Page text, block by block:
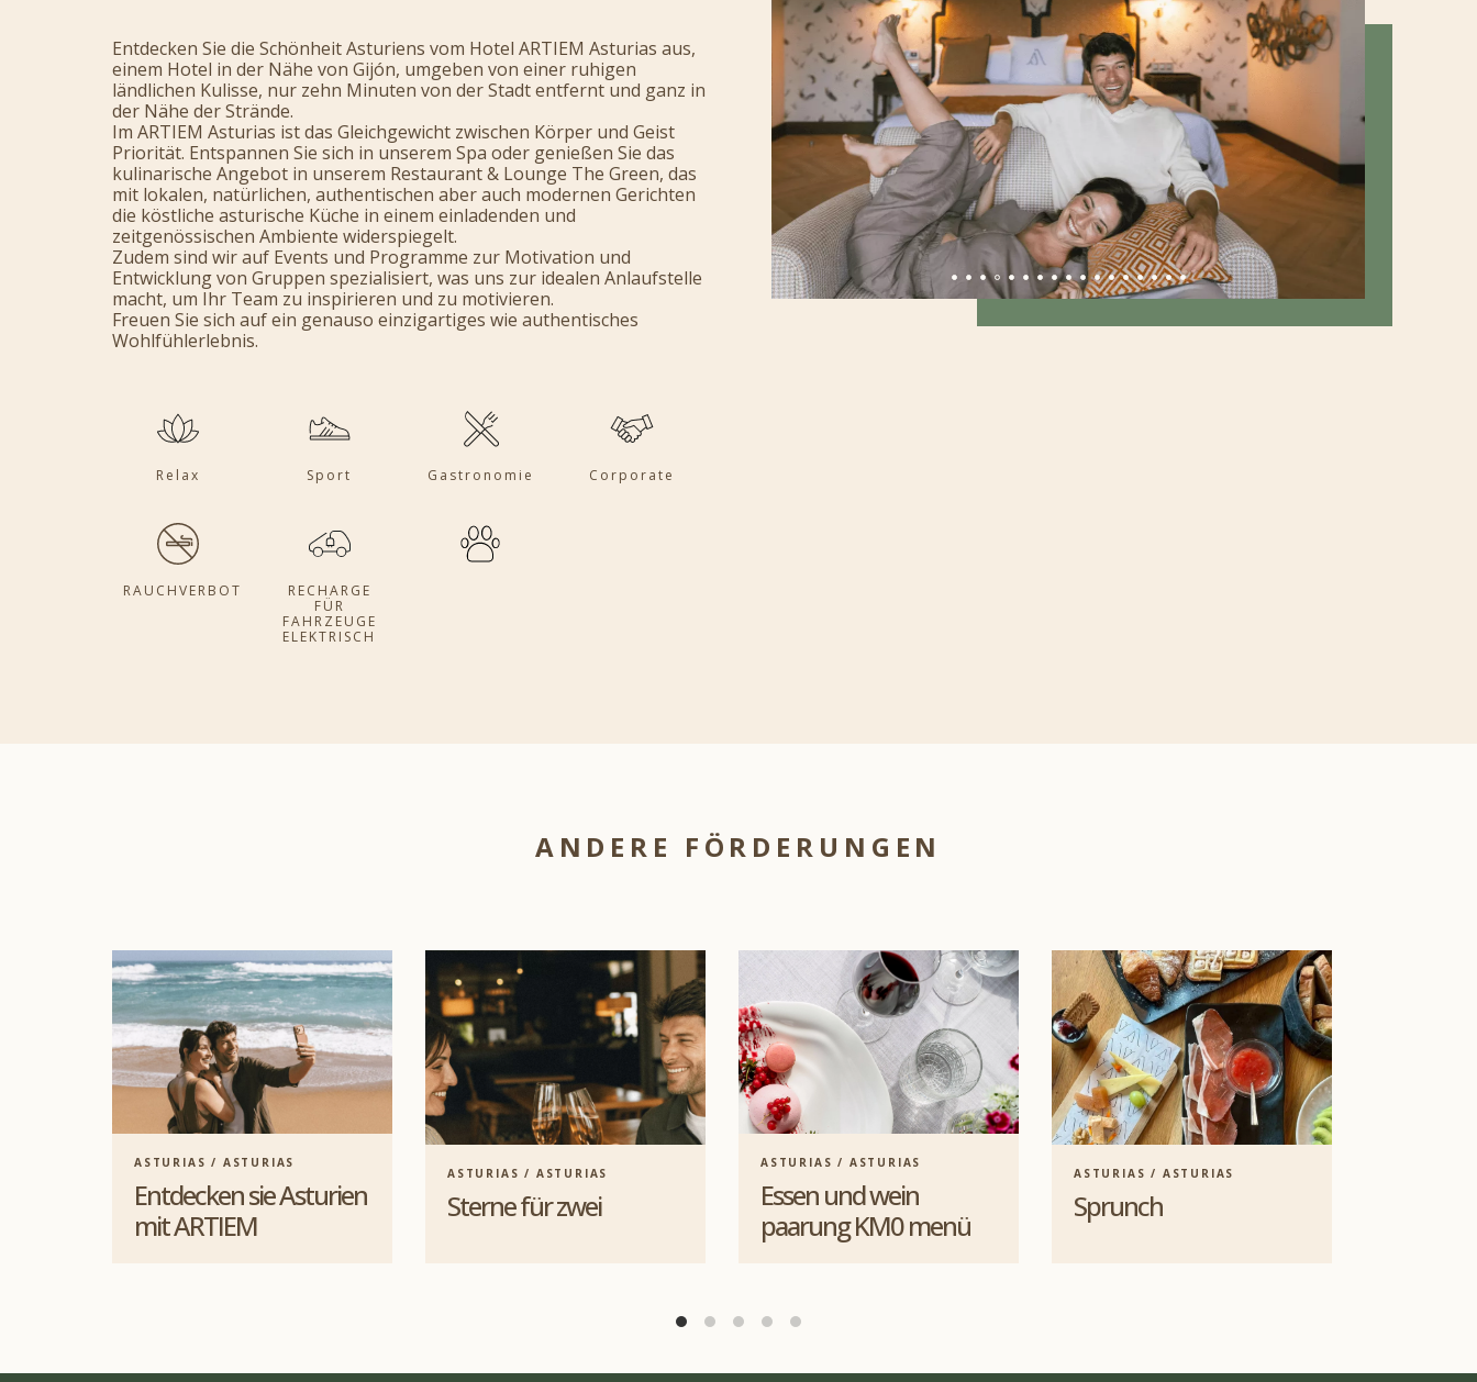
Entdecken Sie die Schönheit Asturiens vom Hotel ARTIEM Asturias aus,
einem Hotel in der Nähe von Gijón, umgeben von einer ruhigen
ländlichen Kulisse, nur zehn Minuten von der Stadt entfernt und ganz in
der Nähe der Strände.
Im ARTIEM Asturias ist das Gleichgewicht zwischen Körper und Geist
Priorität. Entspannen Sie sich in unserem Spa oder genießen Sie das
kulinarische Angebot in unserem Restaurant & Lounge The Green, das
mit lokalen, natürlichen, authentischen aber auch modernen Gerichten
die köstliche asturische Küche in einem einladenden und
zeitgenössischen Ambiente widerspiegelt.
Zudem sind wir auf Events und Programme zur Motivation und
Entwicklung von Gruppen spezialisiert, was uns zur idealen Anlaufstelle
macht, um Ihr Team zu inspirieren und zu motivieren.
Freuen Sie sich auf ein genauso einzigartiges wie authentisches
Wohlfühlerlebnis.
Relax Sport Gastronomie Corporate
RAUCHVERBOT
RECHARGE
FÜR
FAHRZEUGE
ELEKTRISCH
ANDERE FÖRDERUNGEN
ASTURIAS / ASTURIAS
Entdecken sie Asturien
mit ARTIEM
ASTURIAS / ASTURIAS
Sterne für zwei
ASTURIAS / ASTURIAS
Essen und wein
paarung KM0 menü
ASTURIAS / ASTURIAS
Sprunch